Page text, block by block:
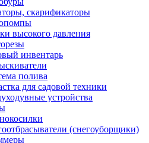
скарификаторы
высокого давления
инвентарь
полива
для садовой техники
устройства
(снегоуборщики)